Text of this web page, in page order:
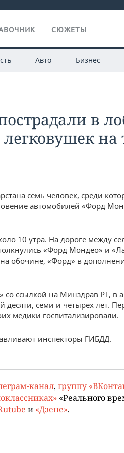
СЮЖЕТЫ
Авто Бизнес
в
на
семь человек, среди
автомобилей «Форд
10 утра. На дороге между
«Форд Мондео» и
обочине, «Форд» в
со ссылкой на Минздрав РТ, в
десяти, семи и четырех лет.
медики госпитализировали.
инспекторы ГИБДД.
канал, группу
«Реального
и «Дзене».